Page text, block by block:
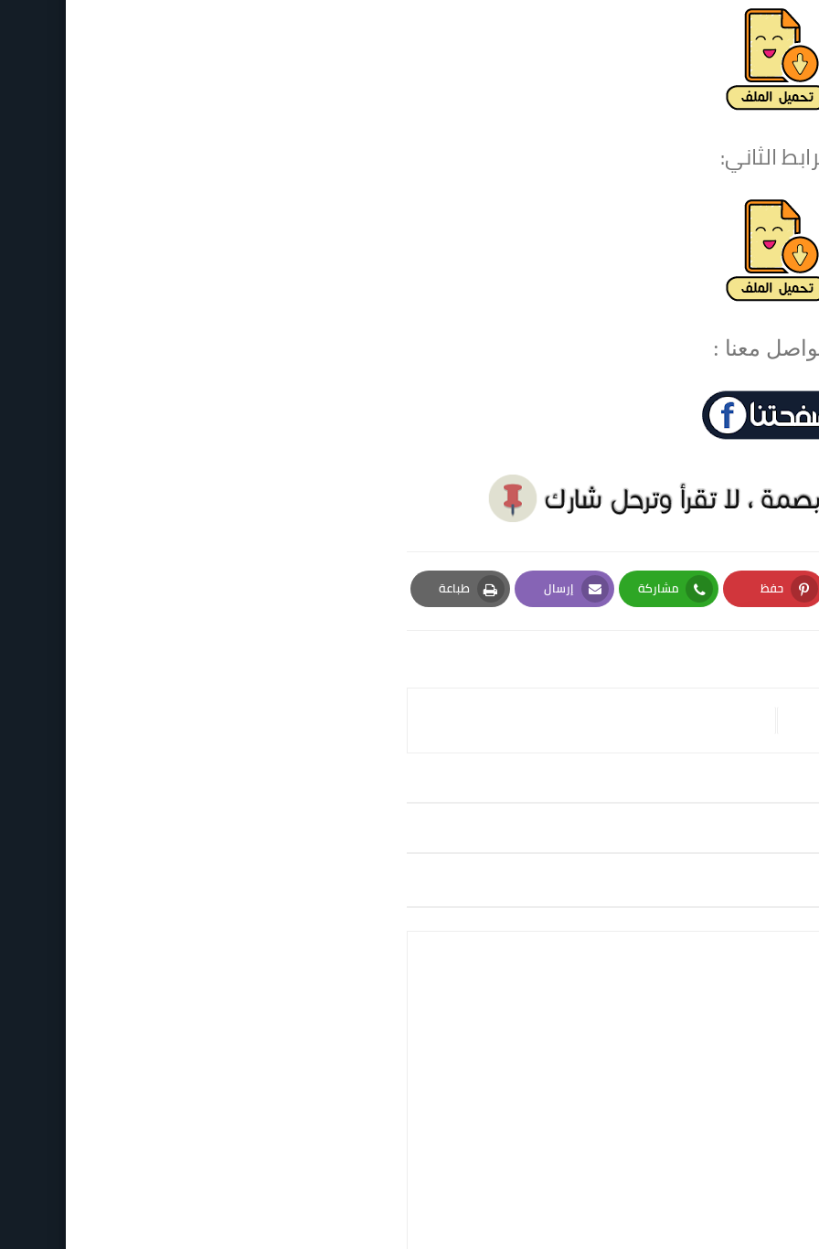
الثاني:
معنا :
حفظ
Pinterest
مشاركة
Whatsapp
إرسال
Email
طباعة
Print